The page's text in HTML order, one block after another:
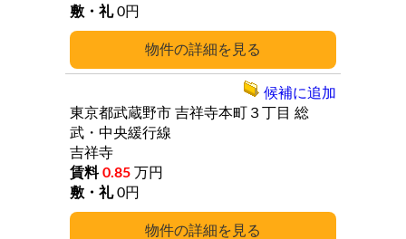
詳細
0円
詳細
東京都武蔵野市 吉祥寺本町３丁目 総
武・中央緩行線
吉祥寺
0.85 万円
0円
候補に追加